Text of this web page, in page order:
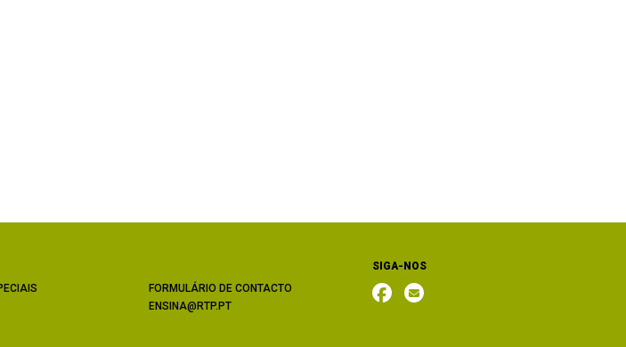
FORMULÁRIO DE CONTACTO
ENSINA@RTP.PT
SIGA-NOS